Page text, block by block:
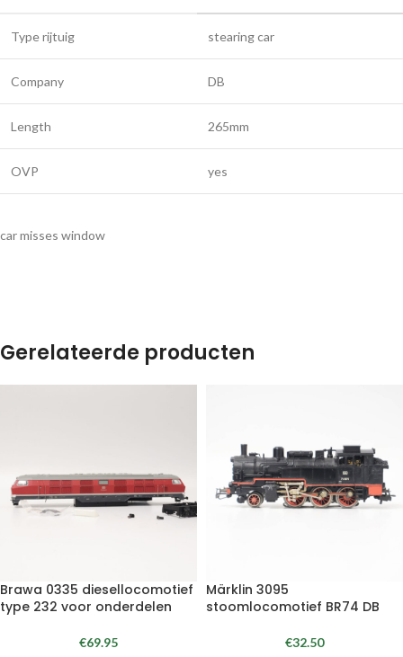
Type rijtuig stearing car
Company DB
Length 265mm
OVP yes
car misses window
Gerelateerde producten
Brawa 0335 diesellocomotief
type 232 voor onderdelen
€69.95
Märklin 3095
stoomlocomotief BR74 DB
€32.50